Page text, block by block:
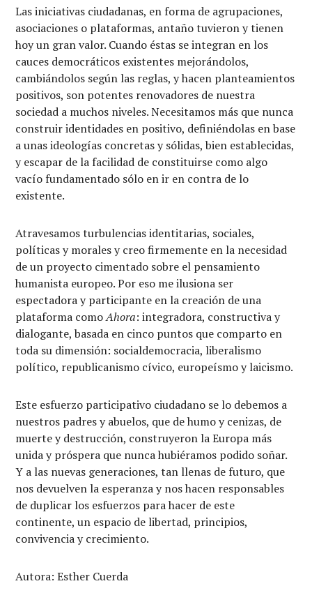
Las iniciativas ciudadanas, en forma de agrupaciones,
asociaciones o plataformas, antaño tuvieron y tienen
hoy un gran valor. Cuando éstas se integran en los
cauces democráticos existentes mejorándolos,
cambiándolos según las reglas, y hacen planteamientos
positivos, son potentes renovadores de nuestra
sociedad a muchos niveles. Necesitamos más que nunca
construir identidades en positivo, definiéndolas en base
a unas ideologías concretas y sólidas, bien establecidas,
y escapar de la facilidad de constituirse como algo
vacío fundamentado sólo en ir en contra de lo
existente.
Atravesamos turbulencias identitarias, sociales,
políticas y morales y creo firmemente en la necesidad
de un proyecto cimentado sobre el pensamiento
humanista europeo. Por eso me ilusiona ser
espectadora y participante en la creación de una
plataforma comoAhora: integradora, constructiva y
dialogante, basada en cinco puntos que comparto en
toda su dimensión: socialdemocracia, liberalismo
político, republicanismo cívico, europeísmo y laicismo.
Este esfuerzo participativo ciudadano se lo debemos a
nuestros padres y abuelos, que de humo y cenizas, de
muerte y destrucción, construyeron la Europa más
unida y próspera que nunca hubiéramos podido soñar.
Y a las nuevas generaciones, tan llenas de futuro, que
nos devuelven la esperanza y nos hacen responsables
de duplicar los esfuerzos para hacer de este
continente, un espacio de libertad, principios,
convivencia y crecimiento.
Autora: Esther Cuerda